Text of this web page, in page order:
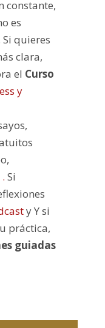
constante,
es
quieres
clara,
el Curso
y
Si
y Y si
práctica,
guiadas